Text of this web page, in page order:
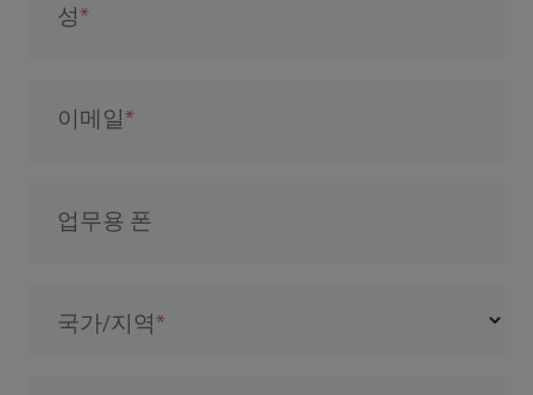
성
이메일
업무용 폰
국가/지역